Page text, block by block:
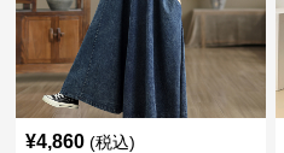
¥4,860 (税込)